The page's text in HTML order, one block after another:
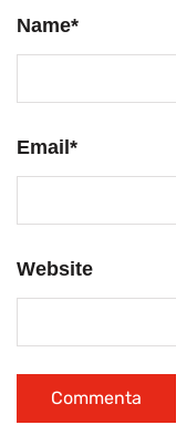
Name*
Email*
Website